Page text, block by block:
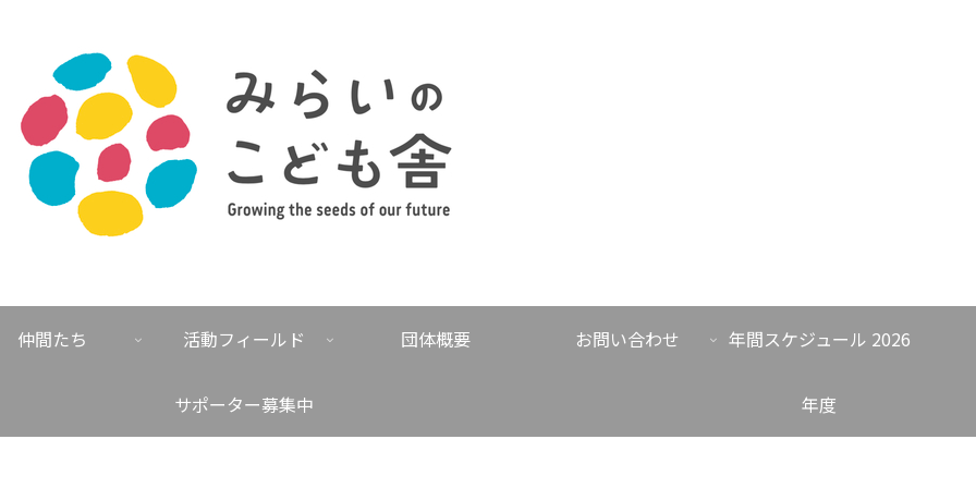
仲間たち 活動フィールド 団体概要 お問い合わせ 年間スケジュール 2026
年度
サポーター募集中